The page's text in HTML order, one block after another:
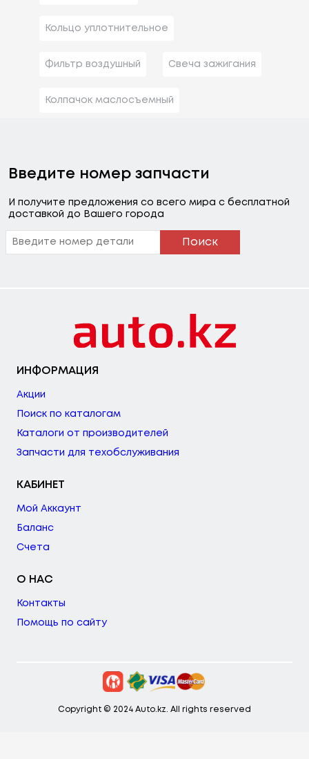
Кольцо уплотнительное
Фильтр воздушный Свеча зажигания
Колпачок маслосъемный
Введите номер запчасти
И получите предложения со всего мира с бесплатной
доставкой до Вашего города
Поиск
ИНФОРМАЦИЯ
Акции
Поиск по каталогам
Каталоги от производителей
Запчасти для техобслуживания
КАБИНЕТ
Мой Аккаунт
Баланс
Счета
О НАС
Контакты
Помощь по сайту
Copyright © 2024 Auto.kz. All rights reserved